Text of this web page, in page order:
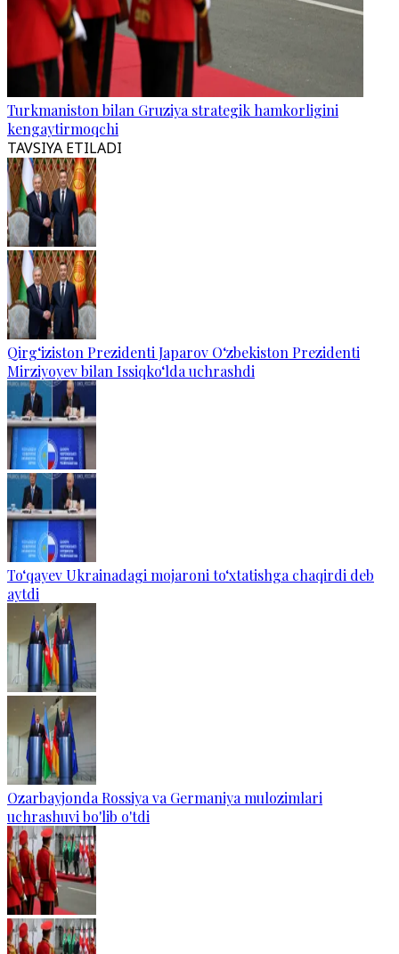
Turkmaniston bilan Gruziya strategik hamkorligini
kengaytirmoqchi
TAVSIYA ETILADI
Qirg‘iziston Prezidenti Japarov O‘zbekiston Prezidenti
Mirziyoyev bilan Issiqko‘lda uchrashdi
To‘qayev Ukrainadagi mojaroni to‘xtatishga chaqirdi deb
aytdi
Ozarbayjonda Rossiya va Germaniya mulozimlari
uchrashuvi bo'lib o'tdi